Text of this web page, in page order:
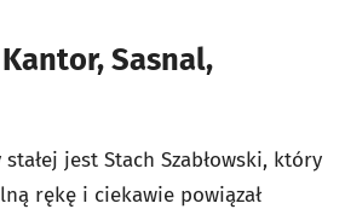
Sasnal,
jest Stach Szabłowski, który
rękę i ciekawie powiązał